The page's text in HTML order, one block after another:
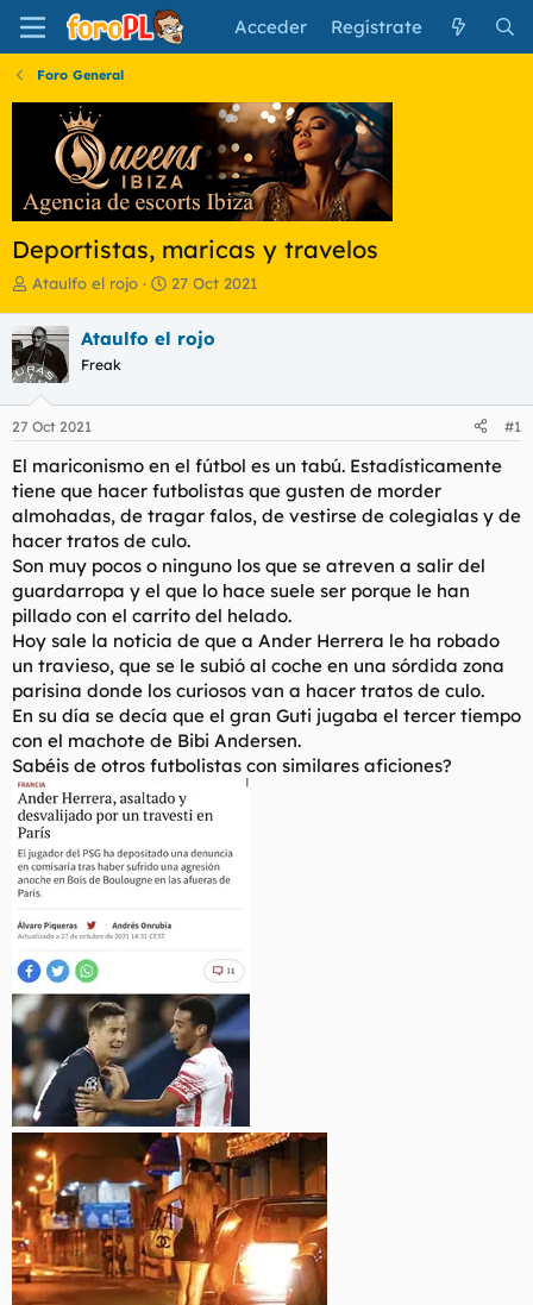
Acceder Regístrate
Foro General
Deportistas, maricas y travelos
I
i
c
i
a
d
o
d
e
l
t
e
a
Ataulfo el rojo
F
h
e
c
i
o
27 Oct 2021
Ataulfo el rojo
Freak
27 Oct 2021 #1
El mariconismo en el fútbol es un tabú. Estadísticamente
tiene que hacer futbolistas que gusten de morder
almohadas, de tragar falos, de vestirse de colegialas y de
hacer tratos de culo.
Son muy pocos o ninguno los que se atreven a salir del
guardarropa y el que lo hace suele ser porque le han
pillado con el carrito del helado.
Hoy sale la noticia de que a Ander Herrera le ha robado
un travieso, que se le subió al coche en una sórdida zona
parisina donde los curiosos van a hacer tratos de culo.
En su día se decía que el gran Guti jugaba el tercer tiempo
con el machote de Bibi Andersen.
Sabéis de otros futbolistas con similares aficiones?